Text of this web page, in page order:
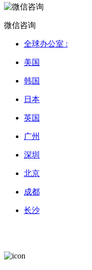
微信咨询
全球办公室 :
美国
韩国
日本
英国
广州
深圳
北京
成都
长沙